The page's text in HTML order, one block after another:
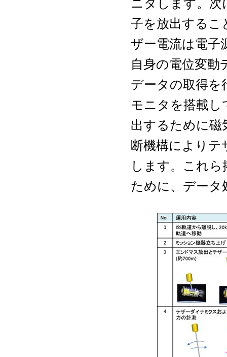
ニタします。次
子を放出するこ
ザー電流は電子
自身の電位変動
データの取得を
モニタを搭載し
出するために磁
断機構によりテ
します。これ
ために、データ